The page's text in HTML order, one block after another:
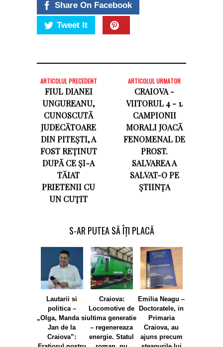
Share On Facebook
Tweet It
ARTICOLUL PRECEDENT
FIUL DIANEI
UNGUREANU,
CUNOSCUTĂ
JUDECĂTOARE
DIN PITEȘTI, A
FOST REȚINUT
DUPĂ CE ȘI-A
TĂIAT
PRIETENII CU
UN CUȚIT
ARTICOLUL URMATOR
CRAIOVA -
VIITORUL 4 - 1.
CAMPIONII
MORALI JOACĂ
FENOMENAL DE
PROST.
SALVAREA A
SALVAT-O PE
ȘTIINȚA
S-AR PUTEA SĂ ÎȚI PLACĂ
Lautarii si
politica –
„Olga, Manda si
Jan de la
Craiova”:
Craiova:
Locomotive de
ultima generatie
– regenereaza
energie. Statul
Emilia Neagu –
Doctoratele, in
Primaria
Craiova, au
ajuns precum